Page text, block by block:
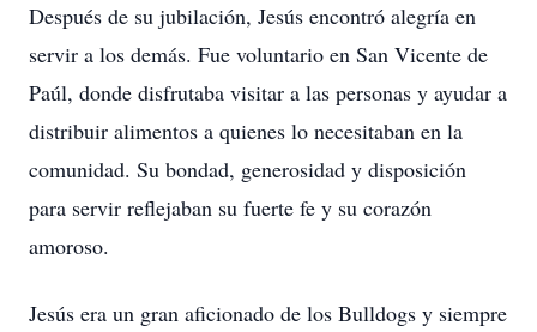
Después de su jubilación, Jesús encontró alegría en
servir a los demás. Fue voluntario en San Vicente de
Paúl, donde disfrutaba visitar a las personas y ayudar a
distribuir alimentos a quienes lo necesitaban en la
comunidad. Su bondad, generosidad y disposición
para servir reflejaban su fuerte fe y su corazón
amoroso.
Jesús era un gran aficionado de los Bulldogs y siempre